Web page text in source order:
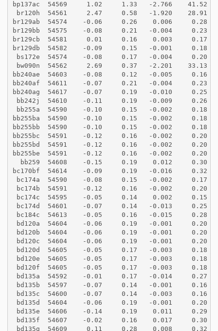
bp137ac  54569     1.02     1.33   -2.766    41.52
br120h  54561     2.47     0.58   -1.920    28.91
br129ab  54574    -0.06     0.26    0.006     0.28
br129bb  54575    -0.08     0.21   -0.004     0.23
br129cb  54581     0.01     0.16    0.003     0.17
br129db  54582    -0.09     0.15   -0.001     0.18
bs172e  54574    -0.08     0.17   -0.004     0.20
bw090n  54562     2.69     0.37   -2.201    33.13
bb240ae  54603    -0.08     0.12   -0.005     0.16
bb240af  54611    -0.07     0.21   -0.004     0.23
bb240ag  54617    -0.07     0.19   -0.010     0.25
bb242j  54610    -0.11     0.19   -0.009     0.26
bb255a  54590    -0.10     0.15   -0.002     0.18
bb255ba  54590    -0.10     0.15   -0.002     0.18
bb255bb  54590    -0.10     0.15   -0.002     0.18
bb255bc  54591    -0.12     0.16   -0.002     0.20
bb255bd  54591    -0.12     0.16   -0.002     0.20
bb255be  54591    -0.12     0.16   -0.002     0.20
  bb259  54608    -0.15     0.19    0.012     0.30
bc170bf  54614    -0.09     0.19   -0.016     0.32
bc174a  54590    -0.08     0.15   -0.002     0.17
bc174b  54591    -0.12     0.16   -0.002     0.20
bc174c  54595    -0.05     0.14    0.002     0.15
bc174d  54601    -0.07     0.14   -0.013     0.25
bc184c  54613    -0.05     0.16   -0.015     0.28
bd120a  54604    -0.06     0.19   -0.001     0.20
bd120b  54604    -0.06     0.19   -0.001     0.20
bd120c  54604    -0.06     0.19   -0.001     0.20
bd120d  54605    -0.05     0.17   -0.003     0.18
bd120e  54605    -0.05     0.17   -0.003     0.18
bd120f  54605    -0.05     0.17   -0.003     0.18
bd135a  54592    -0.01     0.17   -0.014     0.27
bd135b  54597    -0.07     0.14   -0.001     0.16
bd135c  54600    -0.07     0.14   -0.003     0.16
bd135d  54604    -0.06     0.19   -0.001     0.20
bd135e  54606    -0.14     0.19    0.011     0.29
bd135f  54607    -0.02     0.16    0.017     0.30
bd135g  54609     0.11     0.28    0.008     0.32